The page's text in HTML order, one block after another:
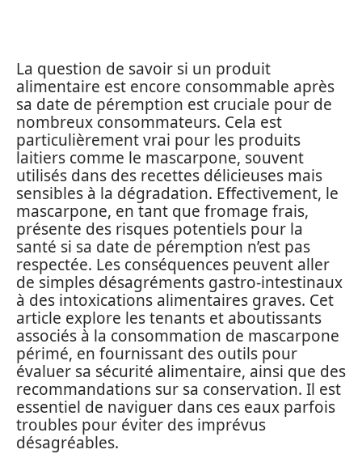
La question de savoir si un produit
alimentaire est encore consommable après
sa date de péremption est cruciale pour de
nombreux consommateurs. Cela est
particulièrement vrai pour les produits
laitiers comme le mascarpone, souvent
utilisés dans des recettes délicieuses mais
sensibles à la dégradation. Effectivement, le
mascarpone, en tant que fromage frais,
présente des risques potentiels pour la
santé si sa date de péremption n’est pas
respectée. Les conséquences peuvent aller
de simples désagréments gastro-intestinaux
à des intoxications alimentaires graves. Cet
article explore les tenants et aboutissants
associés à la consommation de mascarpone
périmé, en fournissant des outils pour
évaluer sa sécurité alimentaire, ainsi que des
recommandations sur sa conservation. Il est
essentiel de naviguer dans ces eaux parfois
troubles pour éviter des imprévus
désagréables.